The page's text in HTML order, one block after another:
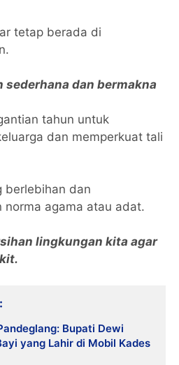
tetap berada di
sederhana dan bermakna
tahun untuk
dan memperkuat tali
berlebihan dan
agama atau adat.
lingkungan kita agar
Bupati Dewi
yang Lahir di Mobil Kades